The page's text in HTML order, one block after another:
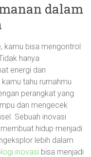
dalam
kamu bisa mengontrol
hanya
energi dan
tahu rumahmu
perangkat yang
dan mengecek
Sebuah inovasi
hidup menjadi
lebih dalam
inovasi bisa menjadi